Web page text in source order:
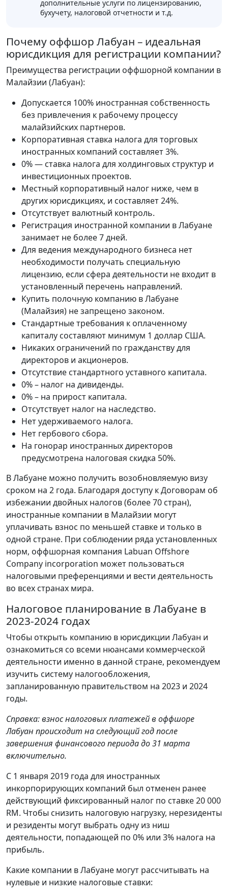
дополнительные услуги по лицензированию,
бухучету, налоговой отчетности и т.д.
Почему оффшор Лабуан – идеальная
юрисдикция для регистрации компании?
Преимущества регистрации оффшорной компании в
Малайзии (Лабуан):
Допускается 100% иностранная собственность
без привлечения к рабочему процессу
малайзийских партнеров.
Корпоративная ставка налога для торговых
иностранных компаний составляет 3%.
0% — ставка налога для холдинговых структур и
инвестиционных проектов.
Местный корпоративный налог ниже, чем в
других юрисдикциях, и составляет 24%.
Отсутствует валютный контроль.
Регистрация иностранной компании в Лабуане
занимает не более 7 дней.
Для ведения международного бизнеса нет
необходимости получать специальную
лицензию, если сфера деятельности не входит в
установленный перечень направлений.
Купить полочную компанию в Лабуане
(Малайзия) не запрещено законом.
Стандартные требования к оплаченному
капиталу составляют минимум 1 доллар США.
Никаких ограничений по гражданству для
директоров и акционеров.
Отсутствие стандартного уставного капитала.
0% – налог на дивиденды.
0% – на прирост капитала.
Отсутствует налог на наследство.
Нет удерживаемого налога.
Нет гербового сбора.
На гонорар иностранных директоров
предусмотрена налоговая скидка 50%.
В Лабуане можно получить возобновляемую визу
сроком на 2 года. Благодаря доступу к Договорам об
избежании двойных налогов (более 70 стран),
иностранные компании в Малайзии могут
уплачивать взнос по меньшей ставке и только в
одной стране. При соблюдении ряда установленных
норм, оффшорная компания Labuan Offshore
Company incorporation может пользоваться
налоговыми преференциями и вести деятельность
во всех странах мира.
Налоговое планирование в Лабуане в
2023-2024 годах
Чтобы открыть компанию в юрисдикции Лабуан и
ознакомиться со всеми нюансами коммерческой
деятельности именно в данной стране, рекомендуем
изучить систему налогообложения,
запланированную правительством на 2023 и 2024
годы.
Справка: взнос налоговых платежей в оффшоре
Лабуан происходит на следующий год после
завершения финансового периода до 31 марта
включительно.
С 1 января 2019 года для иностранных
инкорпорирующих компаний был отменен ранее
действующий фиксированный налог по ставке 20 000
RM. Чтобы снизить налоговую нагрузку, нерезиденты
и резиденты могут выбрать одну из ниш
деятельности, попадающей по 0% или 3% налога на
прибыль.
Какие компании в Лабуане могут рассчитывать на
нулевые и низкие налоговые ставки: